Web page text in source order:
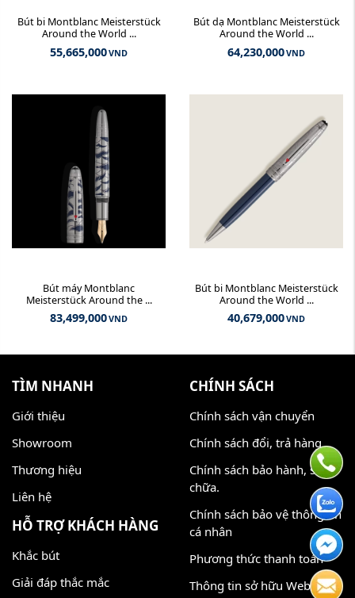
Bút bi Montblanc Meisterstück
Around the World ...
55,665,000VND
Bút dạ Montblanc Meisterstück
Around the World ...
64,230,000VND
Bút máy Montblanc
Meisterstück Around the ...
83,499,000VND
Bút bi Montblanc Meisterstück
Around the World ...
40,679,000VND
TÌM NHANH
Giới thiệu
Showroom
Thương hiệu
Liên hệ
HỖ TRỢ KHÁCH HÀNG
Khắc bút
Giải đáp thắc mắc
CHÍNH SÁCH
Chính sách vận chuyển
Chính sách đổi, trả hàng
Chính sách bảo hành, sửa
chữa.
Chính sách bảo vệ thông tin
cá nhân
Phương thức thanh toán
Thông tin sở hữu Website